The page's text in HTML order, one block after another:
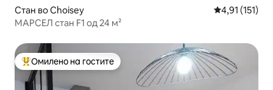
Стан во Choisey Просечна
4,91 (151)
МАРСЕЛ стан F1 од 24 м²
Меѓу најуспешните „Омилени на гостите“
Омилено на гостите